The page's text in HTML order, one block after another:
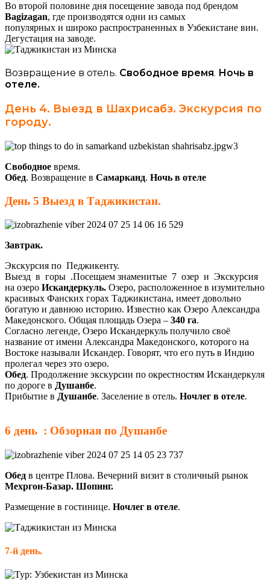
Во второй половине дня посещение завода под брендом
Bagizagan, где производятся одни из самых
популярных и широко распространенных в Узбекистане вин.
Дегустация на заводе.
Возвращение в отель. Свободное время. Ночь в
отеле.
День 4. Выезд в Шахрисабз. Экскурсия по
городу.
Свободное время.
Обед. Возвращение в Самарканд. Ночь в отеле
День 5 Выезд в Таджикистан.
Завтрак.
Экскурсия по Педжикенту.
Выезд в горы .Посещаем знаменитые 7 озер и Экскурсия
на озеро Искандеркуль. Озеро, расположенное в изумительно
красивых Фанских горах Таджикистана, имеет довольно
богатую и давнюю историю. Известно как Озеро Александра
Македонского. Общая площадь Озера – 340 га.
Согласно легенде, Озеро Искандеркуль получило своё
название от имени Александра Македонского, которого на
Востоке называли Искандер. Говорят, что его путь в Индию
пролегал через это озеро.
Обед. Продолжение экскурсии по окрестностям Искандеркуля
по дороге в Душанбе.
Прибытие в Душанбе. Заселение в отель. Ночлег в отеле.
6 день : Обзорная по Душанбе
Обед в центре Плова. Вечерний визит в столичный рынок
Мехргон-Базар. Шопинг.
Размещение в гостинице. Ночлег в отеле.
7-й день.